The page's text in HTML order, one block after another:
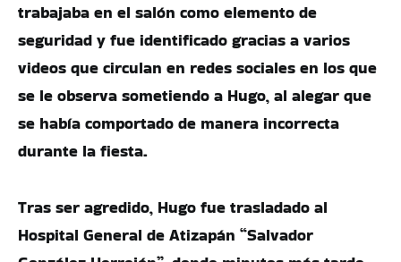
trabajaba en el salón como elemento de
seguridad y fue identificado gracias a varios
videos que circulan en redes sociales en los que
se le observa sometiendo a Hugo, al alegar que
se había comportado de manera incorrecta
durante la fiesta.
Tras ser agredido, Hugo fue trasladado al
Hospital General de Atizapán “Salvador